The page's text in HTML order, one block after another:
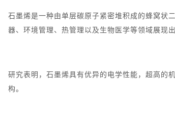
石墨烯是一种由单层碳原子紧密堆积成的蜂窝状
器、环境管理、热管理以及生物医学等领域展现
研究表明，石墨烯具有优异的电学性能，超高的
构。